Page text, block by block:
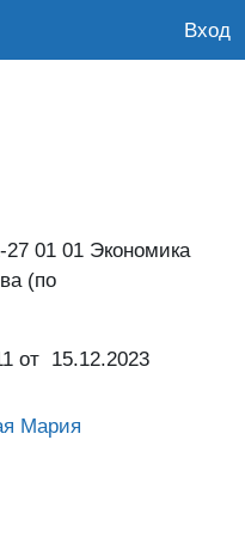
Вход
01 01 Экономика
(по
от 15.12.2023
Мария